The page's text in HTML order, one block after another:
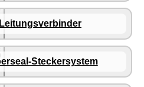
Leitungsverbinder
Steckersystem